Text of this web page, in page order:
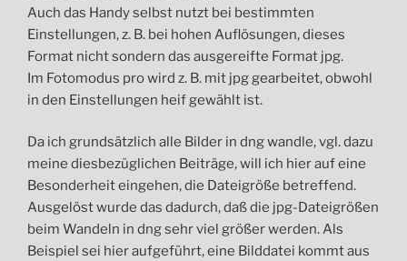
Auch das Handy selbst nutzt bei bestimmten
Einstellungen, z. B. bei hohen Auflösungen, dieses
Format nicht sondern das ausgereifte Format jpg.
Im Fotomodus pro wird z. B. mit jpg gearbeitet, obwohl
in den Einstellungen heif gewählt ist.
Da ich grundsätzlich alle Bilder in dng wandle, vgl. dazu
meine diesbezüglichen Beiträge, will ich hier auf eine
Besonderheit eingehen, die Dateigröße betreffend.
Ausgelöst wurde das dadurch, daß die jpg-Dateigrößen
beim Wandeln in dng sehr viel größer werden. Als
Beispiel sei hier aufgeführt, eine Bilddatei kommt aus